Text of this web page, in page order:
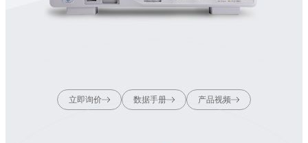
立即询价 数据手册 产品视频